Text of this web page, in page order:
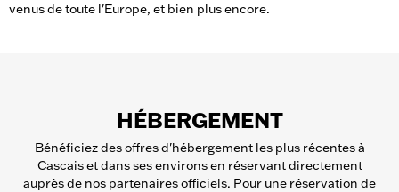
venus de toute l'Europe, et bien plus encore.
HÉBERGEMENT
Bénéficiez des offres d'hébergement les plus récentes à
Cascais et dans ses environs en réservant directement
auprès de nos partenaires officiels. Pour une réservation de